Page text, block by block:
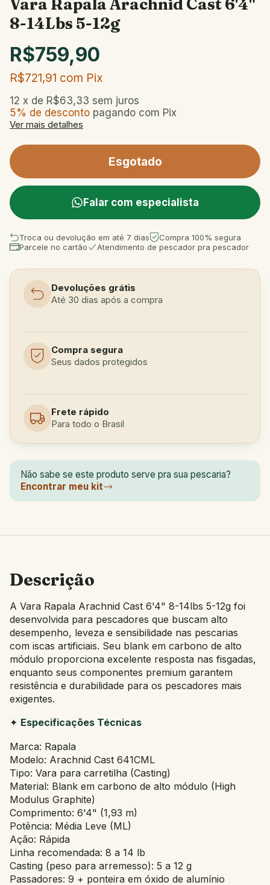
Vara Rapala Arachnid Cast 6'4"
8-14Lbs 5-12g
R$759,90
R$721,91 com Pix
12 x de R$63,33 sem juros
5% de desconto pagando com Pix
Ver mais detalhes
Falar com especialista
Troca ou devolução em até 7 dias
Compra 100% segura
Parcele no cartão
Atendimento de pescador pra pescador
Devoluções grátis
Até 30 dias após a compra
Compra segura
Seus dados protegidos
Frete rápido
Para todo o Brasil
Não sabe se este produto serve pra sua pescaria?
Encontrar meu kit
Descrição
A Vara Rapala Arachnid Cast 6'4" 8-14lbs 5-12g foi
desenvolvida para pescadores que buscam alto
desempenho, leveza e sensibilidade nas pescarias
com iscas artificiais. Seu blank em carbono de alto
módulo proporciona excelente resposta nas fisgadas,
enquanto seus componentes premium garantem
resistência e durabilidade para os pescadores mais
exigentes.
✦ Especificações Técnicas
Marca: Rapala
Modelo: Arachnid Cast 641CML
Tipo: Vara para carretilha (Casting)
Material: Blank em carbono de alto módulo (High
Modulus Graphite)
Comprimento: 6'4" (1,93 m)
Potência: Média Leve (ML)
Ação: Rápida
Linha recomendada: 8 a 14 lb
Casting (peso para arremesso): 5 a 12 g
Passadores: 9 + ponteira em óxido de alumínio